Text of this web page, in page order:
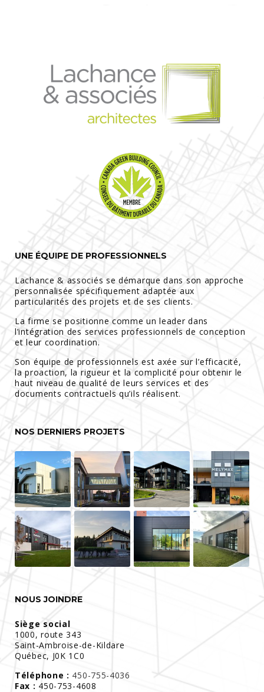
UNE ÉQUIPE DE PROFESSIONNELS
Lachance & associés se démarque dans son approche
personnalisée spécifiquement adaptée aux
particularités des projets et de ses clients.
La firme se positionne comme un leader dans
l’intégration des services professionnels de conception
et leur coordination.
Son équipe de professionnels est axée sur l’efficacité,
la proaction, la rigueur et la complicité pour obtenir le
haut niveau de qualité de leurs services et des
documents contractuels qu’ils réalisent.
NOS DERNIERS PROJETS
NOUS JOINDRE
Siège social
1000, route 343
Saint-Ambroise-de-Kildare
Québec, J0K 1C0
Téléphone : 450-755-4036
Fax : 450-753-4608